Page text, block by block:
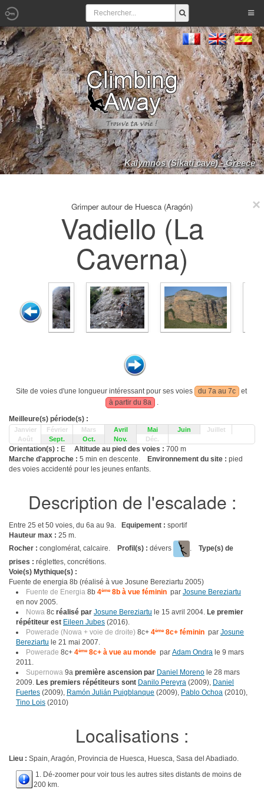
Kalymnos (Sikati cave) - Greece
Grimper autour de Huesca (Aragón)
Vadiello (La
Caverna)
Site de voies d'une longueur intéressant pour ses voies du 7a au 7c
et
à partir du 8a
.
Meilleure(s) période(s) :
Janvier Février Mars Avril Mai Juin
Juillet
Août
Sept. Oct. Nov. Déc.
Orientation(s) : E Altitude au pied des voies : 700 m
Marche d'approche : 5 min en descente. Environnement du site : pied
des voies accidenté pour les jeunes enfants.
Description de l'escalade :
Entre 25 et 50 voies, du 6a au 9a. Equipement : sportif
Hauteur max : 25 m.
Rocher : conglomérat, calcaire. Profil(s) : dévers . Type(s) de
prises : réglettes, concrétions.
Voie(s) Mythique(s) :
Fuente de energia 8b (réalisé à vue Josune Bereziartu 2005)
Fuente de Energia 8b 4ème8b à vue féminin par Josune Bereziartu
en nov 2005.
Nowa 8c réalisé par Josune Bereziartu le 15 avril 2004. Le premier
répétiteur est Eileen Jubes (2016).
Powerade (Nowa + voie de droite) 8c+ 4ème8c+ féminin par Josune
Bereziartu le 21 mai 2007.
Powerade 8c+ 4ème8c+ à vue au monde par Adam Ondra le 9 mars
2011.
Supernowa 9a première ascension par Daniel Moreno le 28 mars
2009. Les premiers répétiteurs sont Danilo Pereyra (2009), Daniel
Fuertes (2009), Ramón Julián Puigblanque (2009), Pablo Ochoa (2010),
Tino Lois (2010)
Localisations :
Lieu : Spain, Aragón, Provincia de Huesca, Huesca, Sasa del Abadiado.
1. Dé-zoomer pour voir tous les autres sites distants de moins de
200 km.